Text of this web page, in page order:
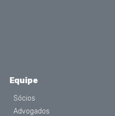
Equipe
Sócios
Advogados